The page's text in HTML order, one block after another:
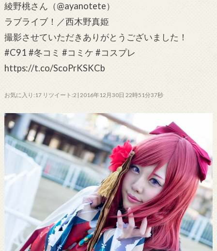
綾野桃さん（@ayanotete）
ラブライブ！／西木野真姫
撮影させていただきありがとうございました！
#C91 #冬コミ #コミケ #コスプレ
https://t.co/ScoPrKSKCb
お気に入り:17 リツイート:2 | 2016年12月30日 22時51分37秒